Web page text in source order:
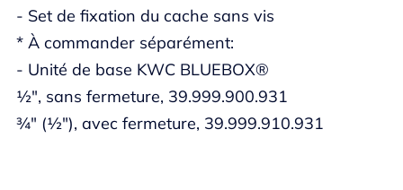
- Set de fixation du cache sans vis
* À commander séparément:
- Unité de base KWC BLUEBOX®
½", sans fermeture, 39.999.900.931
¾" (½"), avec fermeture, 39.999.910.931